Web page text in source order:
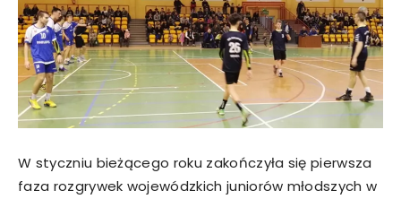
W styczniu bieżącego roku zakończyła się pierwsza
faza rozgrywek wojewódzkich juniorów młodszych w